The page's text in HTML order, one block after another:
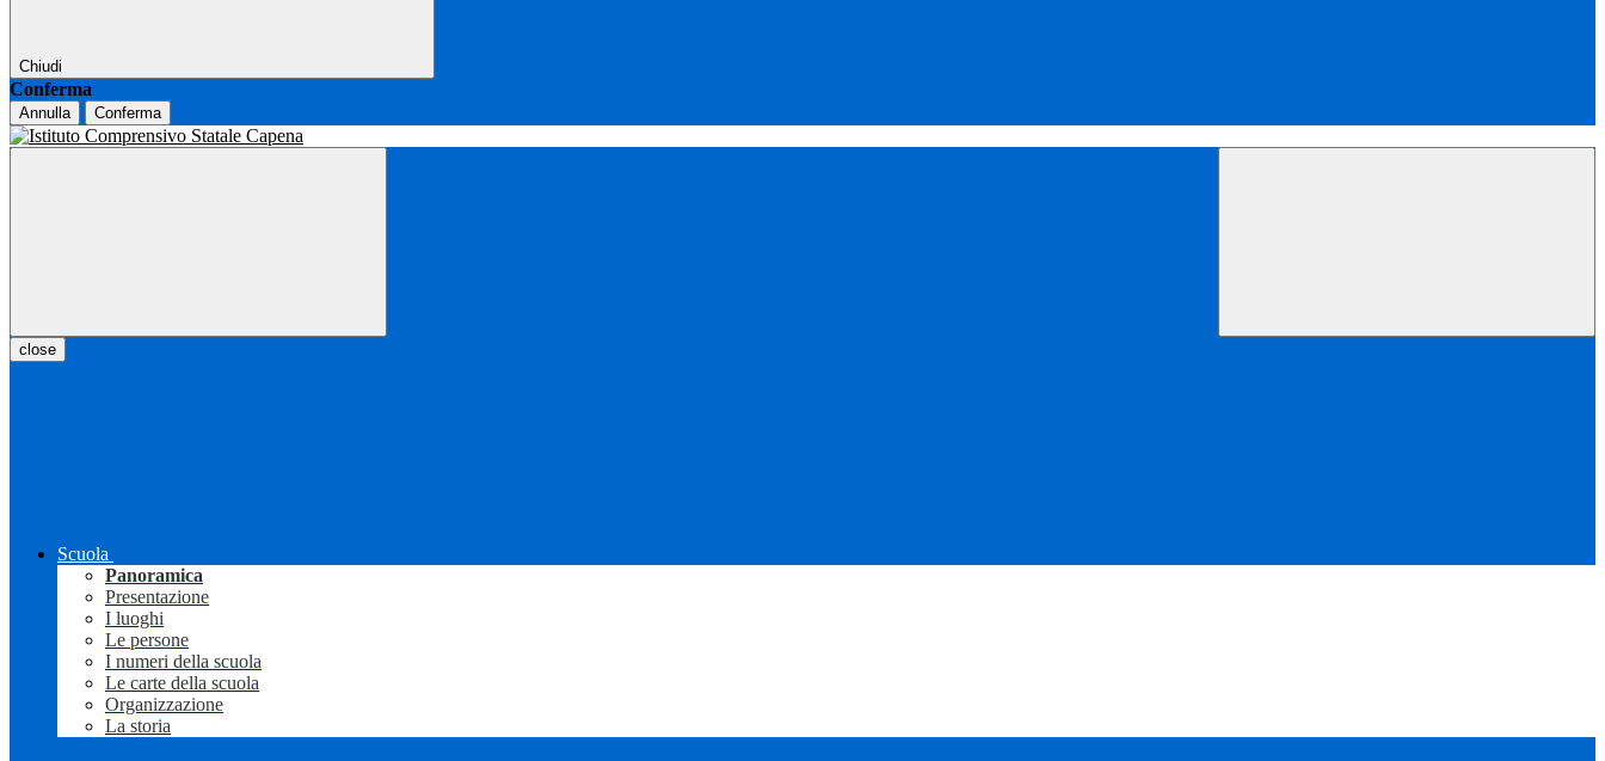
Chiudi
Conferma
Annulla Conferma
close
Scuola
Panoramica
Presentazione
I luoghi
Le persone
I numeri della scuola
Le carte della scuola
Organizzazione
La storia